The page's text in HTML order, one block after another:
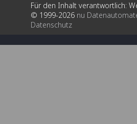
Für den Inhalt verantwortlich:
© 1999-2026 nu
Datenschutz